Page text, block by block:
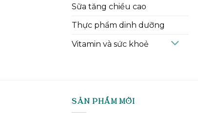
Sữa tăng chiều cao
Thực phẩm dinh dưỡng
Vitamin và sức khoẻ
SẢN PHẨM MỚI